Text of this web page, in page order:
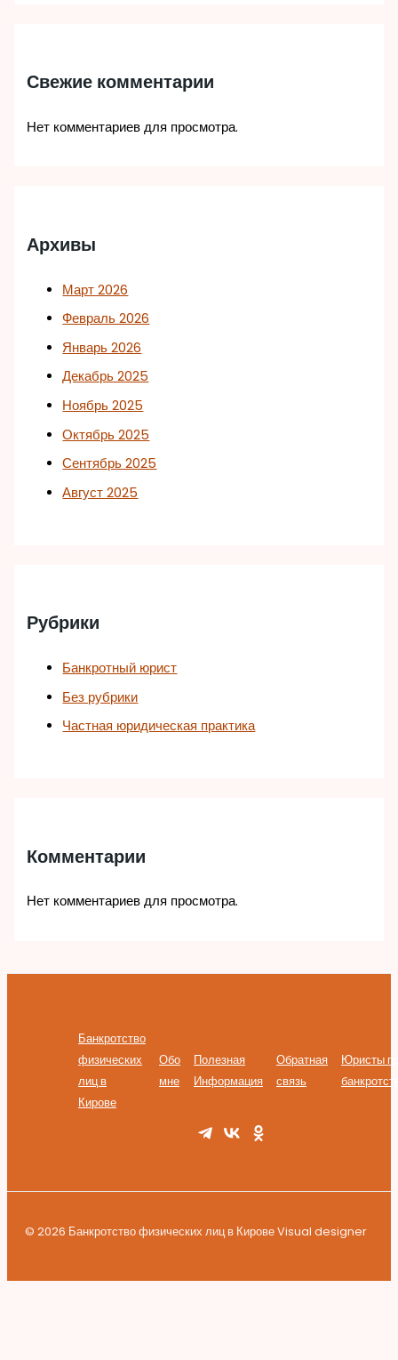
Свежие комментарии
Нет комментариев для просмотра.
Архивы
Март 2026
Февраль 2026
Январь 2026
Декабрь 2025
Ноябрь 2025
Октябрь 2025
Сентябрь 2025
Август 2025
Рубрики
Банкротный юрист
Без рубрики
Частная юридическая практика
Комментарии
Нет комментариев для просмотра.
Банкротство
физических
лиц в
Кирове
Обо
мне
Полезная
Информация
Обратная
связь
Юристы
© 2026 Банкротство физических лиц в Кирове Visual designer